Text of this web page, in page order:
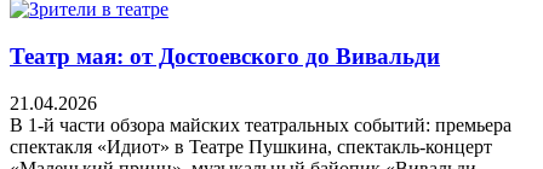
Театр мая: от Достоевского до Вивальди
21.04.2026
В 1-й части обзора майских театральных событий: премьера
спектакля «Идиот» в Театре Пушкина, спектакль-концерт